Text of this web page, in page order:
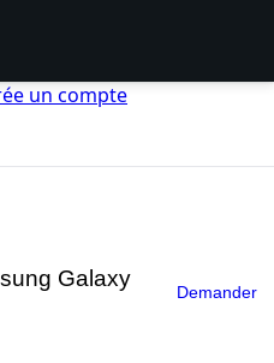
un compte
Galaxy
Demander